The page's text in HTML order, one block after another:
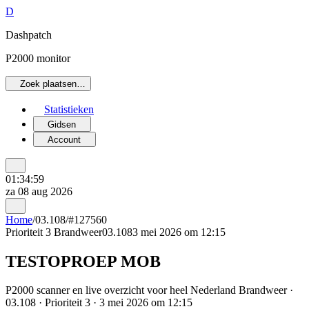
D
Dashpatch
P2000 monitor
Zoek plaatsen…
Statistieken
Gidsen
Account
01:34:59
za 08 aug 2026
Home/03.108/#127560
Prioriteit 3 Brandweer03.1083 mei 2026 om 12:15
TESTOPROEP MOB
P2000 scanner en live overzicht voor heel Nederland Brandweer ·
03.108 · Prioriteit 3 · 3 mei 2026 om 12:15